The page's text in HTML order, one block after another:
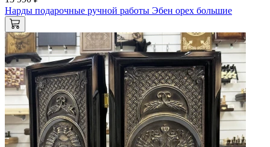
Нарды подарочные ручной работы Эбен орех большие